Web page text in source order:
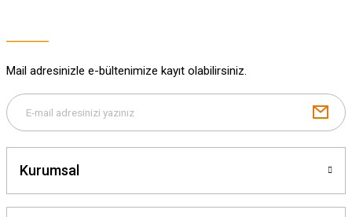
Gönder
Mail adresinizle e-bültenimize kayıt olabilirsiniz.
Kurumsal